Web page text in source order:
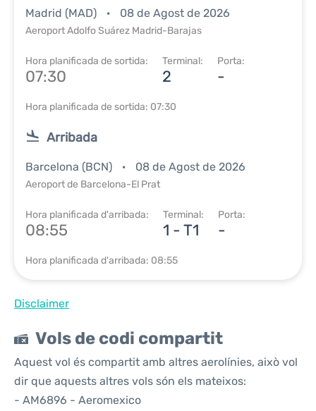
Madrid (MAD) 08 de Agost de 2026
Aeroport Adolfo Suárez Madrid-Barajas
Hora planificada de sortida:
07:30
Terminal:
2
Porta:
-
Hora planificada de sortida: 07:30
Arribada
Barcelona (BCN) 08 de Agost de 2026
Aeroport de Barcelona-El Prat
Hora planificada d'arribada:
08:55
Terminal:
1 - T1
Porta:
-
Hora planificada d'arribada: 08:55
Disclaimer
Vols de codi compartit
Aquest vol és compartit amb altres aerolínies, això vol
dir que aquests altres vols són els mateixos:
- AM6896 - Aeromexico